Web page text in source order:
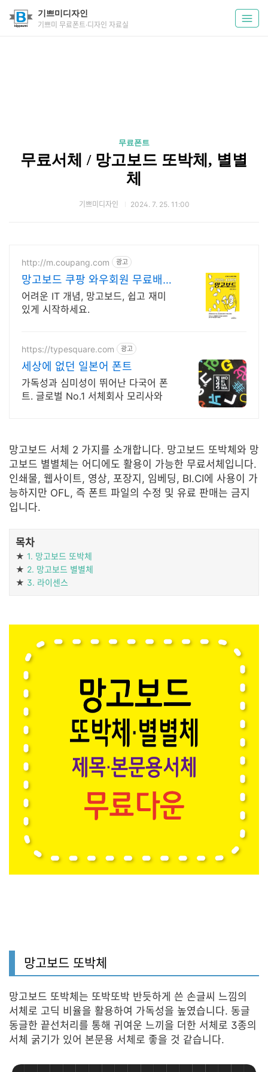
기쁘미디자인
기쁘미 무료폰트·디자인 자료실
무료폰트
무료서체 / 망고보드 또박체, 별별
체
기쁘미디자인 2024. 7. 25. 11:00
http://m.coupang.com 광고
망고보드 쿠팡 와우회원 무료배송
으로 시작
어려운 IT 개념, 망고보드, 쉽고 재미
있게 시작하세요.
https://typesquare.com 광고
세상에 없던 일본어 폰트
가독성과 심미성이 뛰어난 다국어 폰
트. 글로벌 No.1 서체회사 모리사와
망고보드 서체 2 가지를 소개합니다. 망고보드 또박체와 망
고보드 별별체는 어디에도 활용이 가능한 무료서체입니다.
인쇄물, 웹사이트, 영상, 포장지, 임베딩, BI.CI에 사용이 가
능하지만 OFL, 즉 폰트 파일의 수정 및 유료 판매는 금지
입니다.
목차
★ 1. 망고보드 또박체
★ 2. 망고보드 별별체
★ 3. 라이센스
망고보드 또박체
망고보드 또박체는 또박또박 반듯하게 쓴 손글씨 느낌의
서체로 고딕 비율을 활용하여 가독성을 높였습니다. 동글
동글한 끝선처리를 통해 귀여운 느끼을 더한 서체로 3종의
서체 굵기가 있어 본문용 서체로 좋을 것 같습니다.